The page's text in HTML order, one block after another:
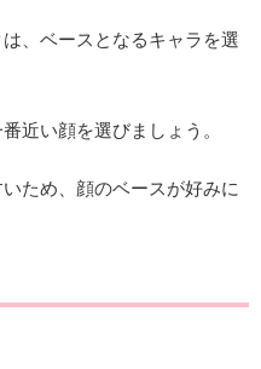
、ベースとなるキャラを選
近い顔を選びましょう。
ため、顔のベースが好みに